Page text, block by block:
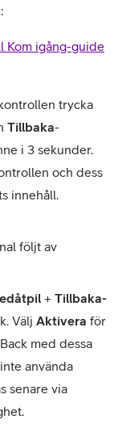
Kom igång-guide
Tillbaka-
i 3 sekunder.
och dess
innehåll.
följt av
+ Tillbaka-
Välj Aktivera för
med dessa
använda
senare via